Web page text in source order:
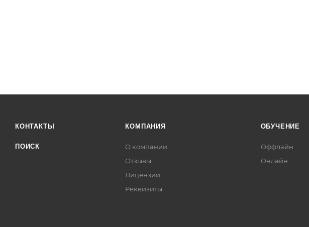
КОНТАКТЫ
ПОИСК
КОМПАНИЯ
О компании
Отзывы
Лицензии
Реквизиты
ОБУЧЕНИЕ
Оффлайн
Онлайн